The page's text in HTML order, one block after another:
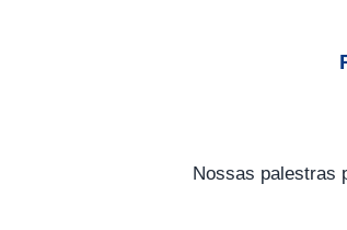
Nossas palestras